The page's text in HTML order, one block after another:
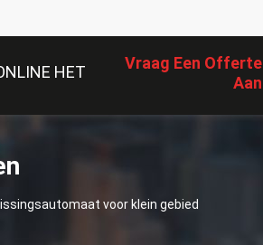
HET
Vraag Een Offerte
Aan
voor klein gebied